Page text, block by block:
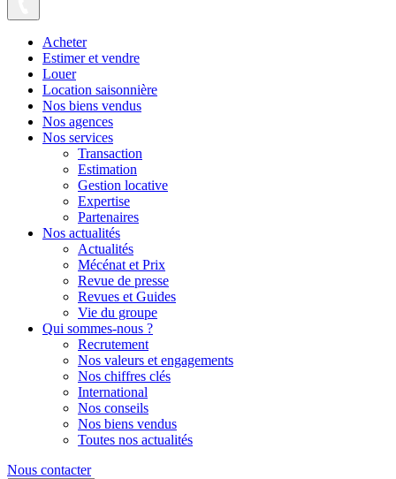
Acheter
Estimer et vendre
Louer
Location saisonnière
Nos biens vendus
Nos agences
Nos services
Transaction
Estimation
Gestion locative
Expertise
Partenaires
Nos actualités
Actualités
Mécénat et Prix
Revue de presse
Revues et Guides
Vie du groupe
Qui sommes-nous ?
Recrutement
Nos valeurs et engagements
Nos chiffres clés
International
Nos conseils
Nos biens vendus
Toutes nos actualités
Nous contacter